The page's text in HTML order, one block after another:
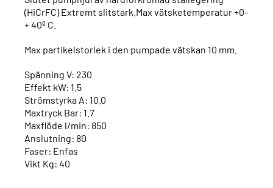
(HiCrFC) Extremt slitstark.Max vätsketemperatur +0-
+ 40º C.
Max partikelstorlek i den pumpade vätskan 10 mm.
Spänning V: 230
Effekt kW: 1.5
Strömstyrka A: 10.0
Maxtryck Bar: 1.7
Maxflöde l/min: 850
Anslutning: 80
Faser: Enfas
Vikt Kg: 40